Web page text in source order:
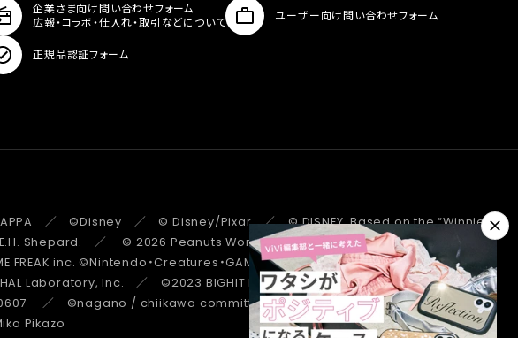
企業さま向け問い合わせフォーム
広報・コラボ・仕入れ・取引などについて
ユーザー向け問い合わせフォーム
正規品認証フォーム
／ ©Disney ／ © Disney/Pixar ／ © DISNEY. Based on the “Winnie the
E.H. Shepard. ／ © 2026 Peanuts Worldwide LLC ／ ©Pokémon.
inc. ©Nintendo・Creatures・GAME FREAK・TV Tokyo・ShoPro・JR Kikaku
Laboratory, Inc. ／ ©2023 BIGHIT MUSIC / HYBE. All Rights Reserved. ／
／ ©nagano / chiikawa committee ／ STRANGER THINGS ™/© Netflix.
Pikazo